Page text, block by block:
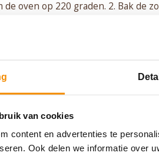
van cookies
content en advertenties te
Ook delen we informatie over
de oven op 220 graden. 2. Bak de
deze mooi op het bordje. 8.
en rucola. 9. Kruid de zoete
aardappel, coleslaw, wat
Giet wat jus over de biefstuk.